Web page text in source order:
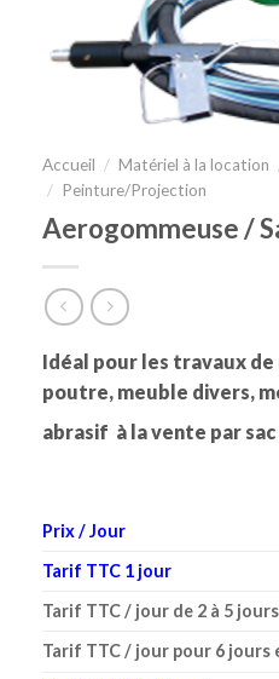
Accueil / Matériel à la location
/ Peinture/Projection
Aerogommeuse /
Idéal pour les travaux
poutre, meuble divers,
abrasif à la vente par sac
Prix / Jour
Tarif TTC 1 jour
Tarif TTC / jour de 2 à 5 jours
Tarif TTC / jour pour 6 jours